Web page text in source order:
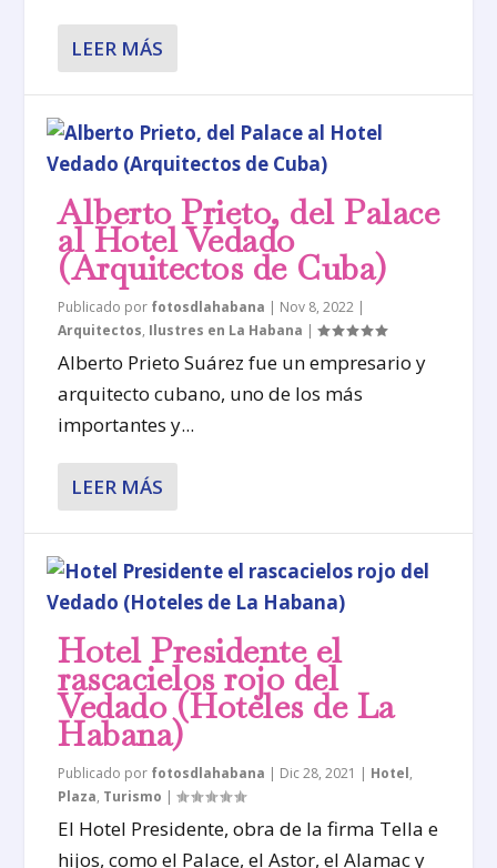
LEER MÁS
Alberto Prieto, del Palace
al Hotel Vedado
(Arquitectos de Cuba)
Publicado por fotosdlahabana | Nov 8, 2022 |
Arquitectos, Ilustres en La Habana |
Alberto Prieto Suárez fue un empresario y
arquitecto cubano, uno de los más
importantes y...
LEER MÁS
Hotel Presidente el
rascacielos rojo del
Vedado (Hoteles de La
Habana)
Publicado por fotosdlahabana | Dic 28, 2021 | Hotel,
Plaza, Turismo |
El Hotel Presidente, obra de la firma Tella e
hijos, como el Palace, el Astor, el Alamac y